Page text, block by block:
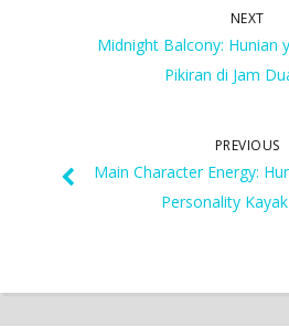
NEXT
Midnight Balcony: Hunian
Pikiran di Jam
PREVIOUS
Main Character Energy:
Personality